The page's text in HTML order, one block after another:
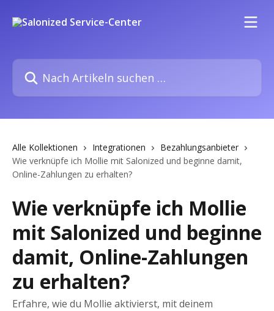
Nach Artikeln suchen …
Alle Kollektionen Integrationen
Bezahlungsanbieter
Wie verknüpfe ich Mollie mit Salonized und beginne damit,
Online-Zahlungen zu erhalten?
Wie verknüpfe ich Mollie
mit Salonized und beginne
damit, Online-Zahlungen
zu erhalten?
Erfahre, wie du Mollie aktivierst, mit deinem